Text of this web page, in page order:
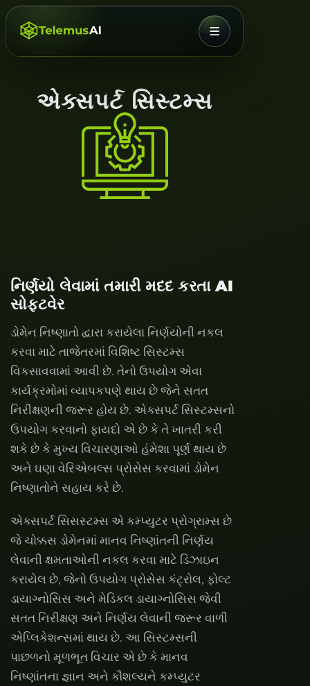
મેનૂ
એક્સપર્ટ સિસ્ટમ્સ
નિર્ણયો લેવામાં તમારી મદદ કરતા AI
સોફ્ટવેર
ડોમેન નિષ્ણાતો દ્વારા કરાયેલા નિર્ણયોની નકલ
કરવા માટે તાજેતરમાં વિશિષ્ટ સિસ્ટમ્સ
વિકસાવવામાં આવી છે. તેનો ઉપયોગ એવા
કાર્યક્રમોમાં વ્યાપકપણે થાય છે જેને સતત
નિરીક્ષણની જરૂર હોય છે. એક્સપર્ટ સિસ્ટમ્સનો
ઉપયોગ કરવાનો ફાયદો એ છે કે તે ખાતરી કરી
શકે છે કે મુખ્ય વિચારણાઓ હંમેશા પૂર્ણ થાય છે
અને ઘણા વેરિએબલ્સ પ્રોસેસ કરવામાં ડોમેન
નિષ્ણાતોને સહાય કરે છે.
એક્સપર્ટ સિસસ્ટમ્સ એ કમ્પ્યુટર પ્રોગ્રામ્સ છે
જે ચોક્કસ ડોમેનમાં માનવ નિષ્ણાંતની નિર્ણય
લેવાની ક્ષમતાઓની નકલ કરવા માટે ડિઝાઇન
કરાયેલ છે, જેનો ઉપયોગ પ્રોસેસ કંટ્રોલ, ફોલ્ટ
ડાયાગ્નોસિસ અને મેડિકલ ડાયાગ્નોસિસ જેવી
સતત નિરીક્ષણ અને નિર્ણય લેવાની જરૂર વાળી
એપ્લિકેશન્સમાં થાય છે. આ સિસ્ટમ્સની
પાછળનો મૂળભૂત વિચાર એ છે કે માનવ
નિષ્ણાંતના જ્ઞાન અને કૌશલ્યને કમ્પ્યુટર